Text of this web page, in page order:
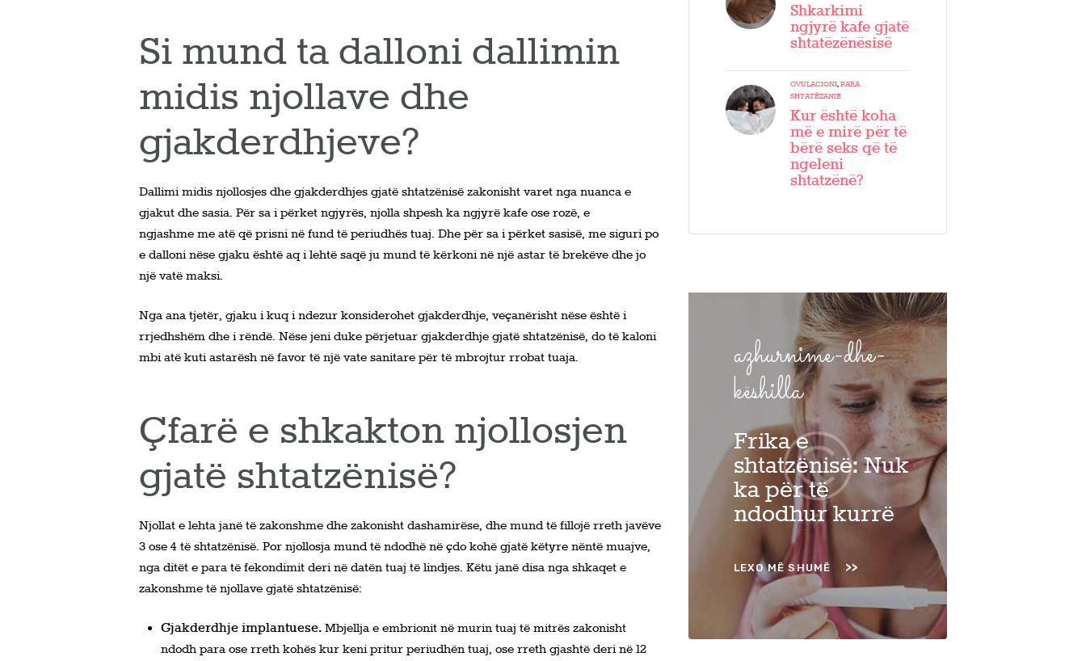
Si mund ta dalloni dallimin
midis njollave dhe
gjakderdhjeve?
Dallimi midis njollosjes dhe gjakderdhjes gjatë shtatzënisë zakonisht varet nga nuanca e
gjakut dhe sasia. Për sa i përket ngjyrës, njolla shpesh ka ngjyrë kafe ose rozë, e
ngjashme me atë që prisni në fund të periudhës tuaj. Dhe për sa i përket sasisë, me siguri po
e dalloni nëse gjaku është aq i lehtë saqë ju mund të kërkoni në një astar të brekëve dhe jo
një vatë maksi.
Nga ana tjetër, gjaku i kuq i ndezur konsiderohet gjakderdhje, veçanërisht nëse është i
rrjedhshëm dhe i rëndë. Nëse jeni duke përjetuar gjakderdhje gjatë shtatzënisë, do të kaloni
mbi atë kuti astarësh në favor të një vate sanitare për të mbrojtur rrobat tuaja.
Çfarë e shkakton njollosjen
gjatë shtatzënisë?
Njollat ​​e lehta janë të zakonshme dhe zakonisht dashamirëse, dhe mund të fillojë rreth javëve
3 ose 4 të shtatzënisë. Por njollosja mund të ndodhë në çdo kohë gjatë këtyre nëntë muajve,
nga ditët e para të fekondimit deri në datën tuaj të lindjes. Këtu janë disa nga shkaqet e
zakonshme të njollave gjatë shtatzënisë:
Gjakderdhje implantuese. Mbjellja e embrionit në murin tuaj të mitrës zakonisht
ndodh para ose rreth kohës kur keni pritur periudhën tuaj, ose rreth gjashtë deri në 12
Shkarkimi
ngjyrë kafe gjatë
shtatëzënësisë
OVULACIONI,PARA
SHTATËZANIE
Kur është koha
më e mirë për të
bërë seks që të
ngeleni
shtatzënë?
azhurnime-dhe-
këshilla
Frika e
shtatzënisë: Nuk
ka për të
ndodhur kurrë
LEXO MË SHUMË